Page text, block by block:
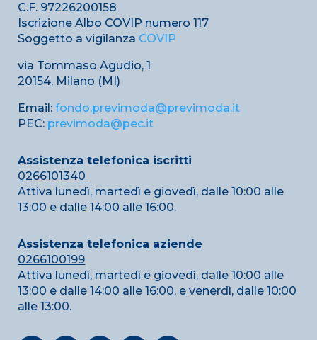
C.F. 97226200158
Iscrizione Albo COVIP numero 117
Soggetto a vigilanza COVIP
via Tommaso Agudio, 1
20154, Milano (MI)
Email:fondo.previmoda@previmoda.it
PEC: previmoda@pec.it
Assistenza telefonica iscritti
0266101340
Attiva lunedì, martedì e giovedì, dalle 10:00 alle
13:00 e dalle 14:00 alle 16:00.
Assistenza telefonica aziende
0266100199
Attiva lunedì, martedì e giovedì, dalle 10:00 alle
13:00 e dalle 14:00 alle 16:00, e venerdì, dalle 10:00
alle 13:00.